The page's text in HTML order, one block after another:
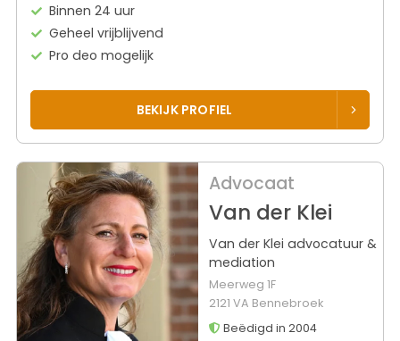
Binnen 24 uur
Geheel vrijblijvend
Pro deo mogelijk
BEKIJK PROFIEL
Advocaat
Van der Klei
Van der Klei advocatuur &
mediation
Meerweg 1F
2121 VA Bennebroek
Beëdigd in 2004